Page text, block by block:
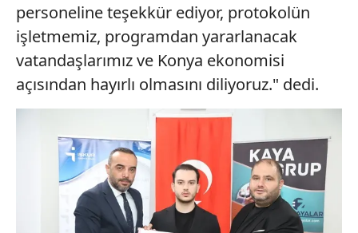
personeline teşekkür ediyor, protokolün
işletmemiz, programdan yararlanacak
vatandaşlarımız ve Konya ekonomisi
açısından hayırlı olmasını diliyoruz." dedi.